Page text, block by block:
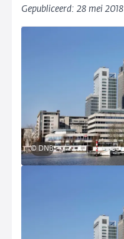
Gepubliceerd: 28 mei 2018
© DNB